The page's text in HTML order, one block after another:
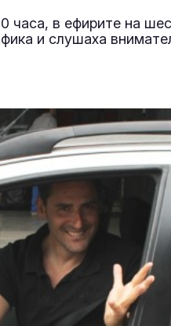
часа, в ефирите на
и слушаха